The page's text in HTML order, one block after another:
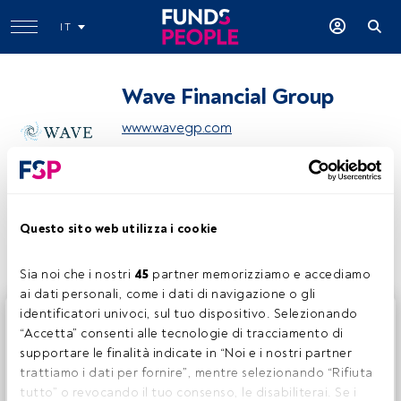
Questo sito web utilizza i cookie
Sia noi che i nostri 45 partner memorizziamo e accediamo
ai dati personali, come i dati di navigazione o gli
identificatori univoci, sul tuo dispositivo. Selezionando
“Accetta” consenti alle tecnologie di tracciamento di
supportare le finalità indicate in “Noi e i nostri partner
trattiamo i dati per fornire”, mentre selezionando “Rifiuta
tutto” o revocando il tuo consenso, le disabiliterai. Se i
IT
Wave Financial Group
www.wavegp.com
Questo è un articolo riservato agli utenti FundsPeople. Se
sei già registrato, accedi tramite il pulsante Login. Se non
hai ancora un account, ti invitiamo a registrarti per scoprire
tutti i contenuti che FundsPeople ha da offrire.